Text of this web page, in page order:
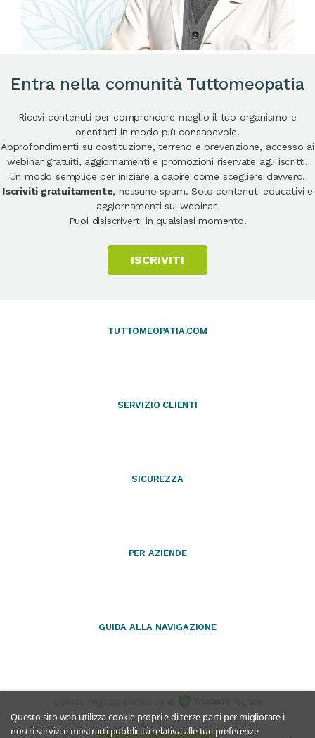
Entra nella comunità Tuttomeopatia
Ricevi contenuti per comprendere meglio il tuo organismo e
orientarti in modo più consapevole.
Approfondimenti su costituzione, terreno e prevenzione, accesso ai
webinar gratuiti, aggiornamenti e promozioni riservate agli iscritti.
Un modo semplice per iniziare a capire come scegliere davvero.
Iscriviti gratuitamente, nessuno spam. Solo contenuti educativi e
aggiornamenti sui webinar.
Puoi disiscriverti in qualsiasi momento.
ISCRIVITI
TUTTOMEOPATIA.COM
SERVIZIO CLIENTI
SICUREZZA
PER AZIENDE
GUIDA ALLA NAVIGAZIONE
Program
Questo sito web utilizza cookie propri e di terze parti per migliorare i
nostri servizi e mostrarti pubblicità relativa alle tue preferenze